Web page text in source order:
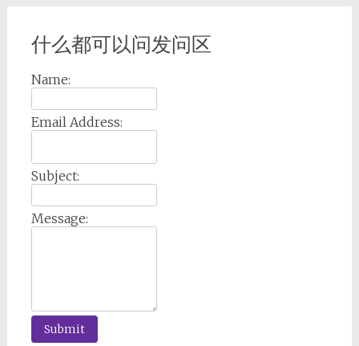
什么都可以问发问区
Name:
Email Address:
Subject:
Message: